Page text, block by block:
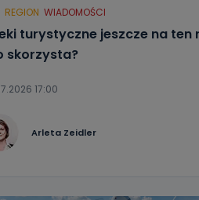
REGION WIADOMOŚCI
turystyczne jeszcze na ten
skorzysta?
17:00
Arleta Zeidler